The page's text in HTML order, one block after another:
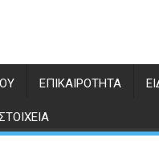
ΕΠΙΚΑΙΡΌΤΗΤΑ